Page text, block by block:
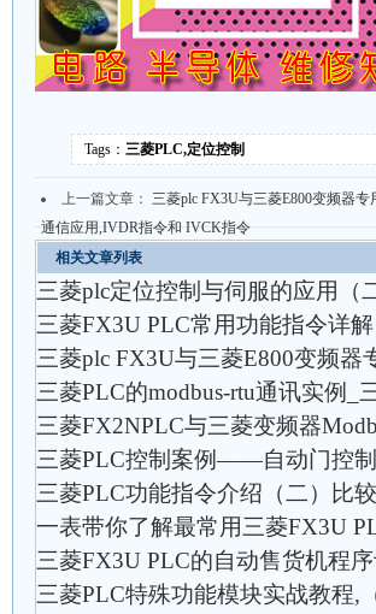
Tags： 三菱PLC,定位控制
上一篇文章： 三菱plc FX3U与三菱E800变频器专
通信应用,IVDR指令和 IVCK指令
相关文章列表
三菱plc定位控制与伺服的应用（
三菱FX3U PLC常用功能指令详
三菱plc FX3U与三菱E800变频
三菱PLC的modbus-rtu通讯实例_
三菱FX2NPLC与三菱变频器
三菱PLC控制案例——自动门控制
三菱PLC功能指令介绍（二）比
一表带你了解最常用三菱FX3U
三菱FX3U PLC的自动售货机程
三菱PLC特殊功能模块实战教程,